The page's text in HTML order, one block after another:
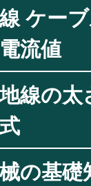
ケー
流値
線の太
の基礎